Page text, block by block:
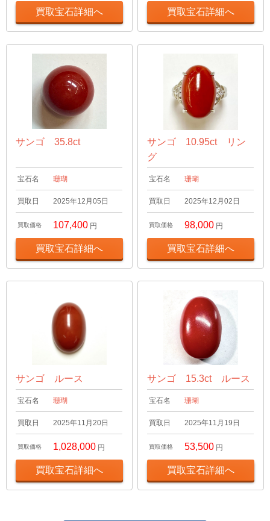
買取宝石詳細へ 買取宝石詳細へ
サンゴ 35.8ct
宝石名 珊瑚
買取日 2025年12月05日
買取価格 107,400 円
買取宝石詳細へ
サンゴ 10.95ct リン
グ
宝石名 珊瑚
買取日 2025年12月02日
買取価格 98,000 円
買取宝石詳細へ
サンゴ ルース
宝石名 珊瑚
買取日 2025年11月20日
買取価格 1,028,000 円
買取宝石詳細へ
サンゴ 15.3ct ルース
宝石名 珊瑚
買取日 2025年11月19日
買取価格 53,500 円
買取宝石詳細へ